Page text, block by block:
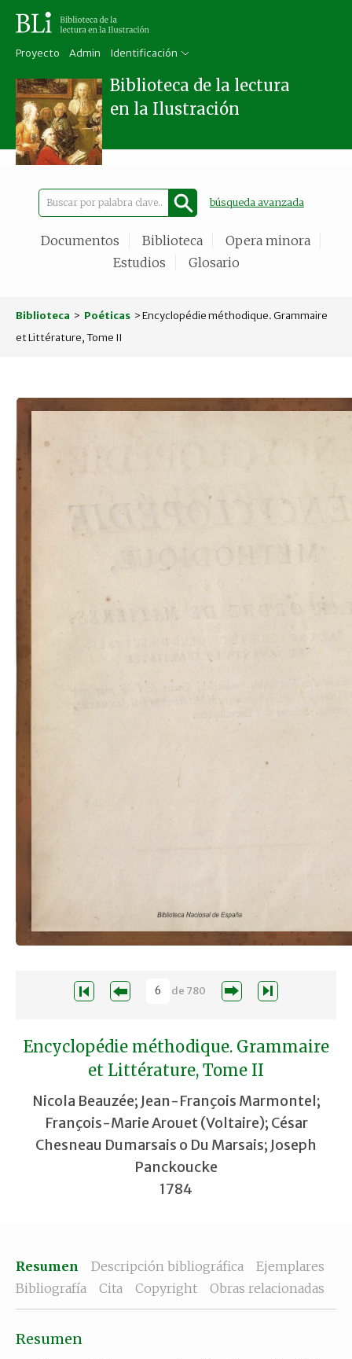
Proyecto Admin Identificación
Biblioteca de la lectura
en la Ilustración
búsqueda avanzada
Documentos Biblioteca
Opera minora
Estudios
Glosario
Biblioteca > Poéticas > Encyclopédie méthodique. Grammaire
et Littérature, Tome II
de 780
Encyclopédie méthodique. Grammaire
et Littérature, Tome II
Nicola Beauzée; Jean-François Marmontel;
François-Marie Arouet (Voltaire); César
Chesneau Dumarsais o Du Marsais; Joseph
Panckoucke
1784
Resumen Descripción bibliográfica
Ejemplares
Bibliografía
Cita Copyright Obras relacionadas
Resumen